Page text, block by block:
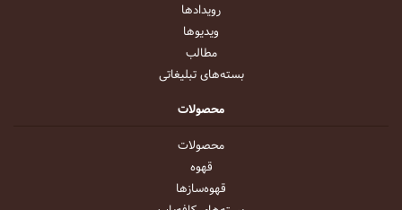
رویداد‌ها
ویدیو‌ها
مطالب
بسته‌های تبلیغاتی
محصولات
محصولات
قهوه
قهوه‌ساز‌ها